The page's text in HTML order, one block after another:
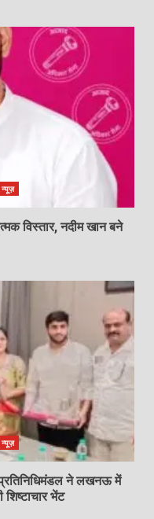
विस्तार, नदीम खान बने
ने लखनऊ में
शिष्टाचार भेंट